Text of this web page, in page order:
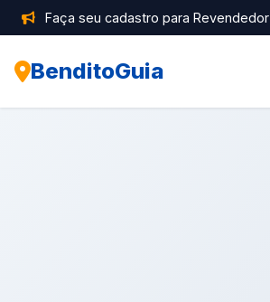
Faça seu cadastro para Revendedor
BenditoGuia